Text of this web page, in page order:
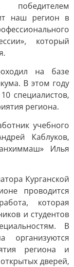
наш регион в
который
на базе
В этом году
специалистов,
региона.
учебного
Каблуков,
Илья
Курганской
проводится
которая
и студентов
В
организуются
региона и
дверей,